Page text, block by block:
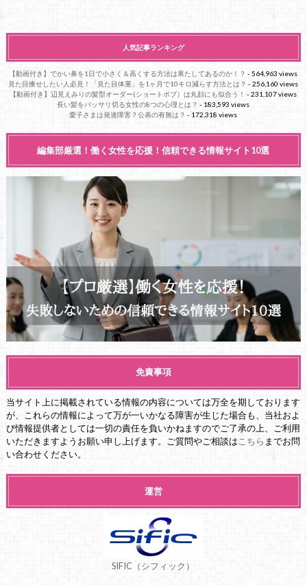
人気記事ランキング
【動画付き】でかい鼻を1日で小さく＆高くする方法は果たしてあるのか！？ - 564,963 views
見た目痩せしたい人必見！「見た目体重」を1ヶ月で10キロ減らす方法とは？ - 256,160 views
【動画付き】辺見えみりの髪型オーダー(ショートボブ）は丸顔にも似合う！ - 231,107 views
長い髪をバッサリ切る女性の8つの心理とは？ - 183,593 views
愛子さまは発達障害？公表の有無は？ - 172,318 views
編集部厳選！働く女性を応援！信頼できる情報サイト10選
免責事項
当サイト上に掲載されている情報の内容については万全を期しております
が、これらの情報によって万が一いかなる障害が生じた場合も、当社およ
び情報提供者としては一切の責任を負いかねますのでご了承の上、ご利用
いただきますようお願い申し上げます。ご質問やご相談はこちら までお問
い合わせください。
運営
SIFIC（シフィック）